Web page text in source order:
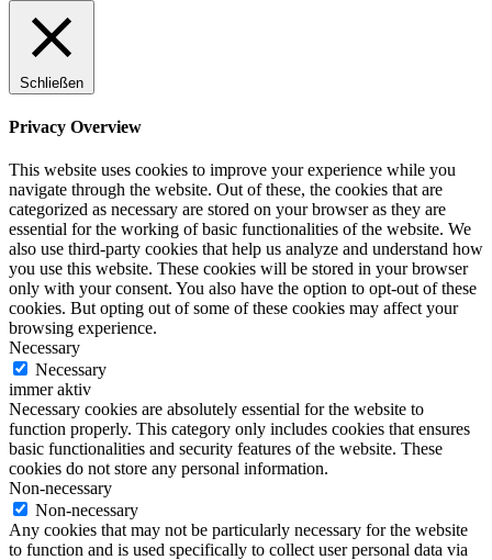
Schließen
Privacy Overview
This website uses cookies to improve your experience while you
navigate through the website. Out of these, the cookies that are
categorized as necessary are stored on your browser as they are
essential for the working of basic functionalities of the website. We
also use third-party cookies that help us analyze and understand how
you use this website. These cookies will be stored in your browser
only with your consent. You also have the option to opt-out of these
cookies. But opting out of some of these cookies may affect your
browsing experience.
Necessary
Necessary
immer aktiv
Necessary cookies are absolutely essential for the website to
function properly. This category only includes cookies that ensures
basic functionalities and security features of the website. These
cookies do not store any personal information.
Non-necessary
Non-necessary
Any cookies that may not be particularly necessary for the website
to function and is used specifically to collect user personal data via